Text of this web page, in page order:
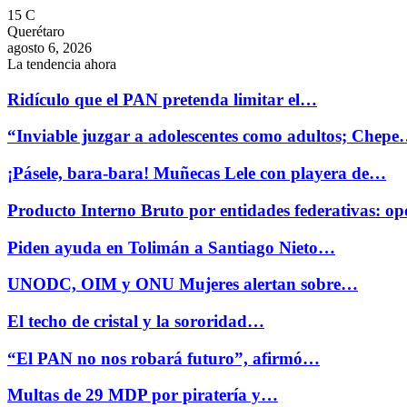
15 C
Querétaro
agosto 6, 2026
La tendencia ahora
Ridículo que el PAN pretenda limitar el…
“Inviable juzgar a adolescentes como adultos;
¡Pásele, bara-bara! Muñecas Lele con playera de…
Producto Interno Bruto por entidades federativas:
Piden ayuda en Tolimán a Santiago Nieto…
UNODC, OIM y ONU Mujeres alertan sobre…
El techo de cristal y la sororidad…
“El PAN no nos robará futuro”, afirmó…
Multas de 29 MDP por piratería y…